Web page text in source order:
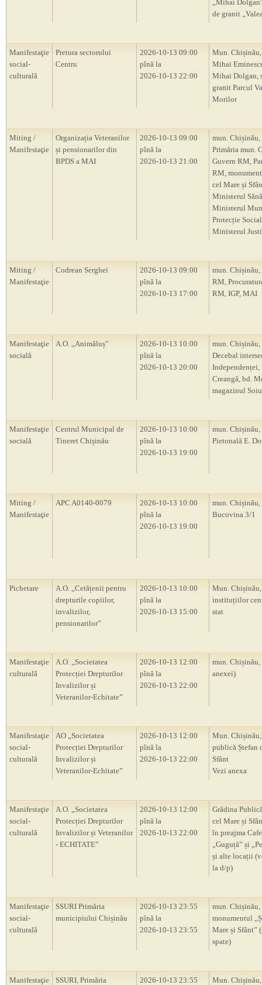
„Mihai
de granit
Manifestaţie
social-
culturală
Pretura sectorului
Centru
2026-10-13 09:00
pînă la
2026-10-13 22:00
Mun.
Mihai
Mihai Dolgan,
granit Parcul
Morilor
Miting /
Manifestaţie
Organizația Veteranilor
și pensionarilor din
BPDS a MAI
2026-10-13 09:00
pînă la
2026-10-13 21:00
mun.
Primăria mun.
Guvern RM,
RM,
cel Mare și
Ministerul
Ministerul
Protecție
Ministerul
Miting /
Manifestaţie
Codrean Serghei
2026-10-13 09:00
pînă la
2026-10-13 17:00
mun. Chișinău,
RM,
RM, IGP, MAI
Manifestaţie
socială
A.O. ,,Animăluș”
2026-10-13 10:00
pînă la
2026-10-13 20:00
mun. Chișinău,
Decebal
Independenței,
Creangă, bd.
magazinul
Manifestaţie
socială
Centrul Municipal de
Tineret Chișinău
2026-10-13 10:00
pînă la
2026-10-13 19:00
mun. Chișinău,
Pietonală E.
Miting /
Manifestaţie
APC A0140-0079
2026-10-13 10:00
pînă la
2026-10-13 19:00
mun. Chișinău,
Bucovina 3/1
Pichetare
A.O. „Cetățenii pentru
drepturile copiilor,
invalizilor,
pensionarilor”
2026-10-13 10:00
pînă la
2026-10-13 15:00
Mun.
instituțiilor
stat
Manifestaţie
culturală
A.O. ,,Societatea
Protecției Drepturilor
Invalizilor și
Veteranilor-Echitate”
2026-10-13 12:00
pînă la
2026-10-13 22:00
mun.
anexei)
Manifestaţie
social-
culturală
AO „Societatea
Protecției Drepturilor
Invalizilor și
Veteranilor-Echitate”
2026-10-13 12:00
pînă la
2026-10-13 22:00
Mun.
publică Ștefan
Sfânt
Vezi anexa
Manifestaţie
social-
culturală
A.O. „Societatea
Protecției Drepturilor
Invalizilor și Veteranilor
- ECHITATE”
2026-10-13 12:00
pînă la
2026-10-13 22:00
Grădina
cel Mare și
în preajma
„Guguță” și
și alte locații
la d/p)
Manifestaţie
social-
culturală
SSURI Primăria
municipiului Chișinău
2026-10-13 23:55
pînă la
2026-10-13 23:55
mun. Chișinău,
monumentul
Mare și Sfânt”
spate)
Manifestaţie
SSURI, Primăria
2026-10-13 23:55
Mun. Chișinău,